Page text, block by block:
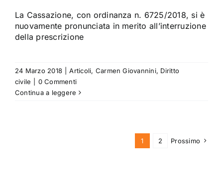
La Cassazione, con ordinanza n. 6725/2018, si è
nuovamente pronunciata in merito all’interruzione
della prescrizione
24 Marzo 2018 Articoli, Carmen Giovannini, Diritto
civile
0 Commenti
Continua a leggere
1 2 Prossimo